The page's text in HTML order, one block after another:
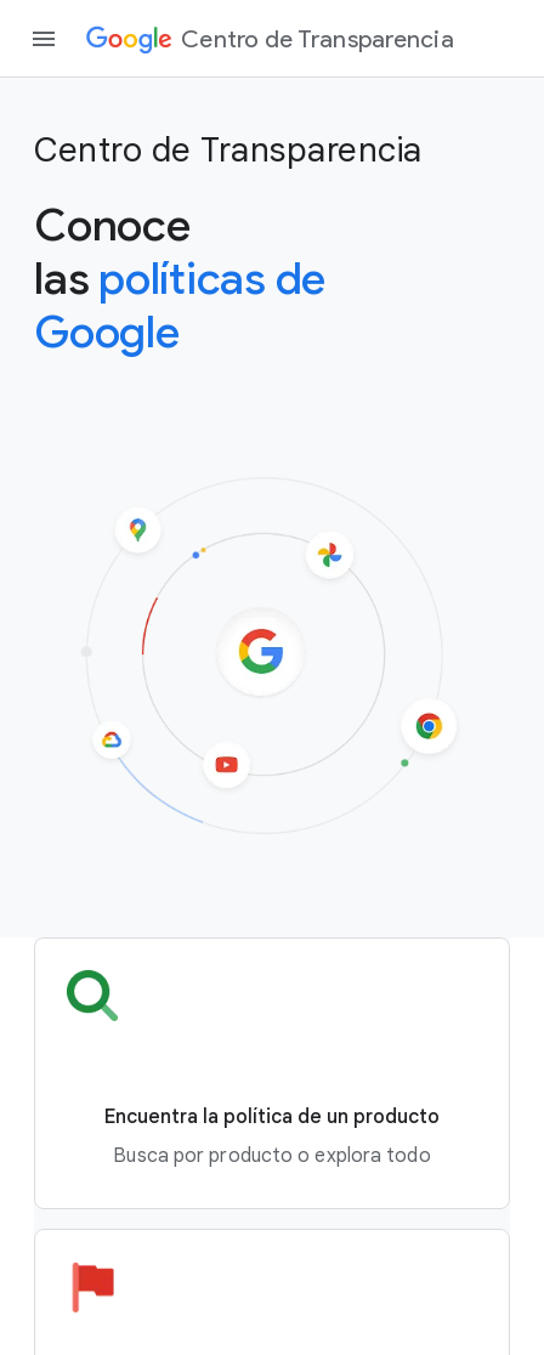
Centro de Transparencia
Centro de Transparencia
Conoce
las políticas de
Google
Encuentra la política de un producto
Busca por producto o explora todo